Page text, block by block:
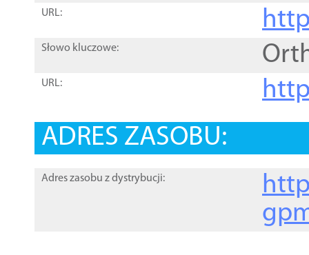
URL:
Słowo kluczowe:
URL:
ADRES ZASOBU:
Adres zasobu z dystrybucji: